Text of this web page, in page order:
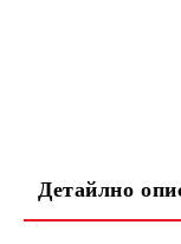
Детайлно